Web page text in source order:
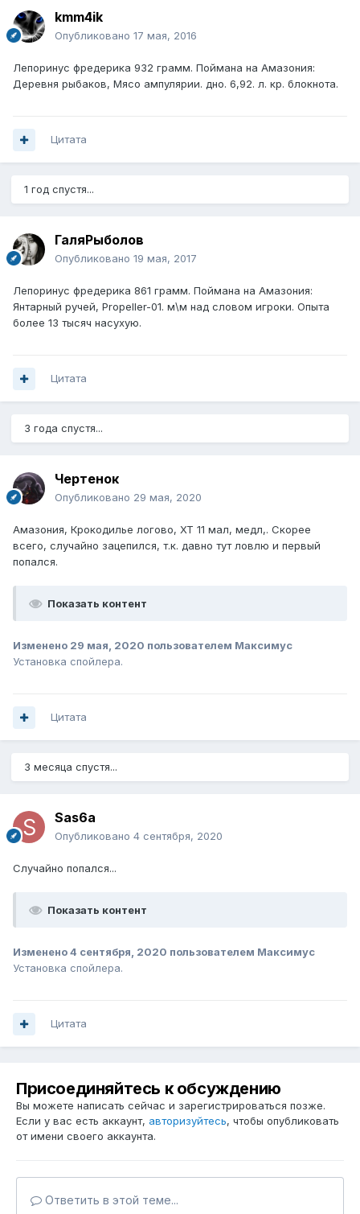
kmm4ik
Опубликовано 17 мая, 2016
Лепоринус фредерика 932 грамм. Поймана на Амазония:
Деревня рыбаков, Мясо ампулярии. дно. 6,92. л. кр. блокнота.
Цитата
1 год спустя...
ГаляРыболов
Опубликовано 19 мая, 2017
Лепоринус фредерика 861 грамм. Поймана на Амазония:
Янтарный ручей, Propeller-01. м\м над словом игроки. Опыта
более 13 тысяч насухую.
Цитата
3 года спустя...
Чертенок
Опубликовано 29 мая, 2020
Амазония, Крокодилье логово, ХТ 11 мал, медл,. Скорее
всего, случайно зацепился, т.к. давно тут ловлю и первый
попался.
Показать контент
Изменено 29 мая, 2020 пользователем Максимус
Установка спойлера.
Цитата
3 месяца спустя...
Sas6a
Опубликовано 4 сентября, 2020
Случайно попался...
Показать контент
Изменено4 сентября, 2020 пользователем Максимус
Установка спойлера.
Цитата
Присоединяйтесь к обсуждению
Вы можете написать сейчас и зарегистрироваться позже.
Если у вас есть аккаунт, авторизуйтесь, чтобы опубликовать
от имени своего аккаунта.
Ответить в этой теме...